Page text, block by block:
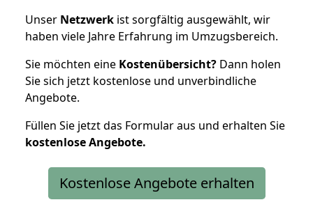
Unser Netzwerk ist sorgfältig ausgewählt, wir
haben viele Jahre Erfahrung im Umzugsbereich.
Sie möchten eine Kostenübersicht? Dann holen
Sie sich jetzt kostenlose und unverbindliche
Angebote.
Füllen Sie jetzt das Formular aus und erhalten Sie
kostenloseAngebote.
Kostenlose Angebote erhalten